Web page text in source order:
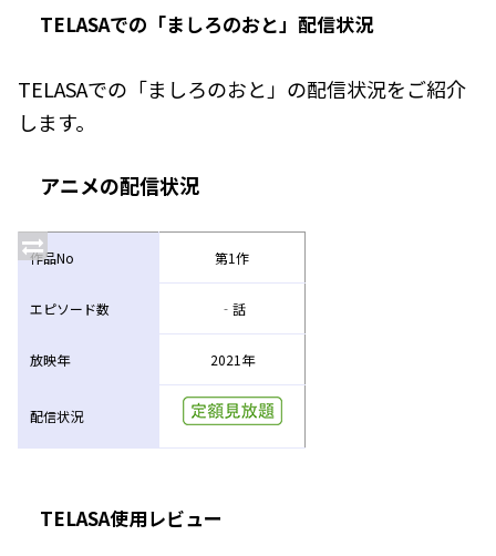
TELASAでの「ましろのおと」配信状況
TELASAでの「ましろのおと」の配信状況をご紹介
します。
アニメの配信状況
作品No 第1作
エピソード数 ‐話
放映年 2021年
配信状況
TELASA使用レビュー